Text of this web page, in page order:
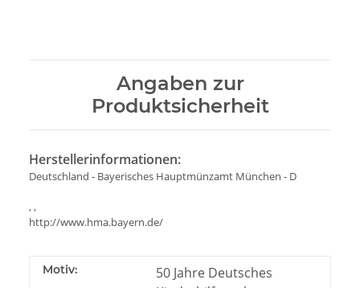
Angaben zur
Produktsicherheit
Herstellerinformationen:
Deutschland - Bayerisches Hauptmünzamt München - D
, ,
http://www.hma.bayern.de/
Motiv:
50 Jahre Deutsches